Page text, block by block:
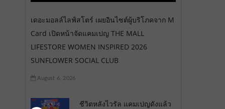
เดอะมอลล์ไลฟ์สโตร์ เผยอินไซต์ผู้บริโภคจาก M
Card เปิดหน้าจัดแคมเปญ THE MALL
LIFESTORE WOMEN INSPIRED 2026
SUNFLOWER SOCIAL CLUB
August 6, 2026
ชีวิตหลังไวรัล แคมเปญดังแล้ว